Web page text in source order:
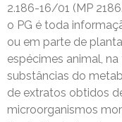
2.186-16/01 (MP
o PG é toda
ou em parte de
espécimes animal,
substâncias do
de extratos obtidos
microorganismos